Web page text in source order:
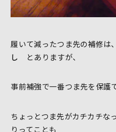
履いて減ったつま先の補修は、
し とありますが、
事前補強で一番つま先を保護
ちょっとつま先がカチカチな
りってことも